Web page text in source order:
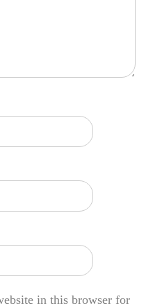
in this browser for